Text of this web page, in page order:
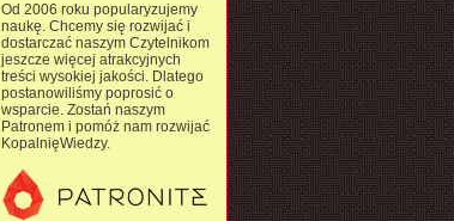
Od 2006 roku popularyzujemy
naukę. Chcemy się rozwijać i
dostarczać naszym Czytelnikom
jeszcze więcej atrakcyjnych
treści wysokiej jakości. Dlatego
postanowiliśmy poprosić o
wsparcie. Zostań naszym
Patronem i pomóż nam rozwijać
KopalnięWiedzy.